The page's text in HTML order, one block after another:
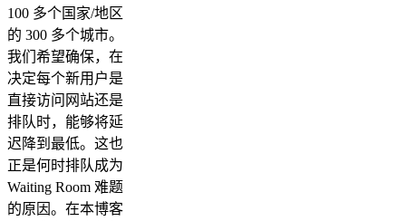
100 多个国家/地区
的 300 多个城市。
我们希望确保，在
决定每个新用户是
直接访问网站还是
排队时，能够将延
迟降到最低。这也
正是何时排队成为
Waiting Room 难题
的原因。在本博客